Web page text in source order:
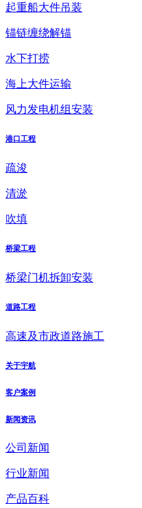
起重船大件吊装
锚链缠绕解锚
水下打捞
海上大件运输
风力发电机组安装
港口工程
疏浚
清淤
吹填
桥梁工程
桥梁门机拆卸安装
道路工程
高速及市政道路施工
关于宇航
客户案例
新闻资讯
公司新闻
行业新闻
产品百科